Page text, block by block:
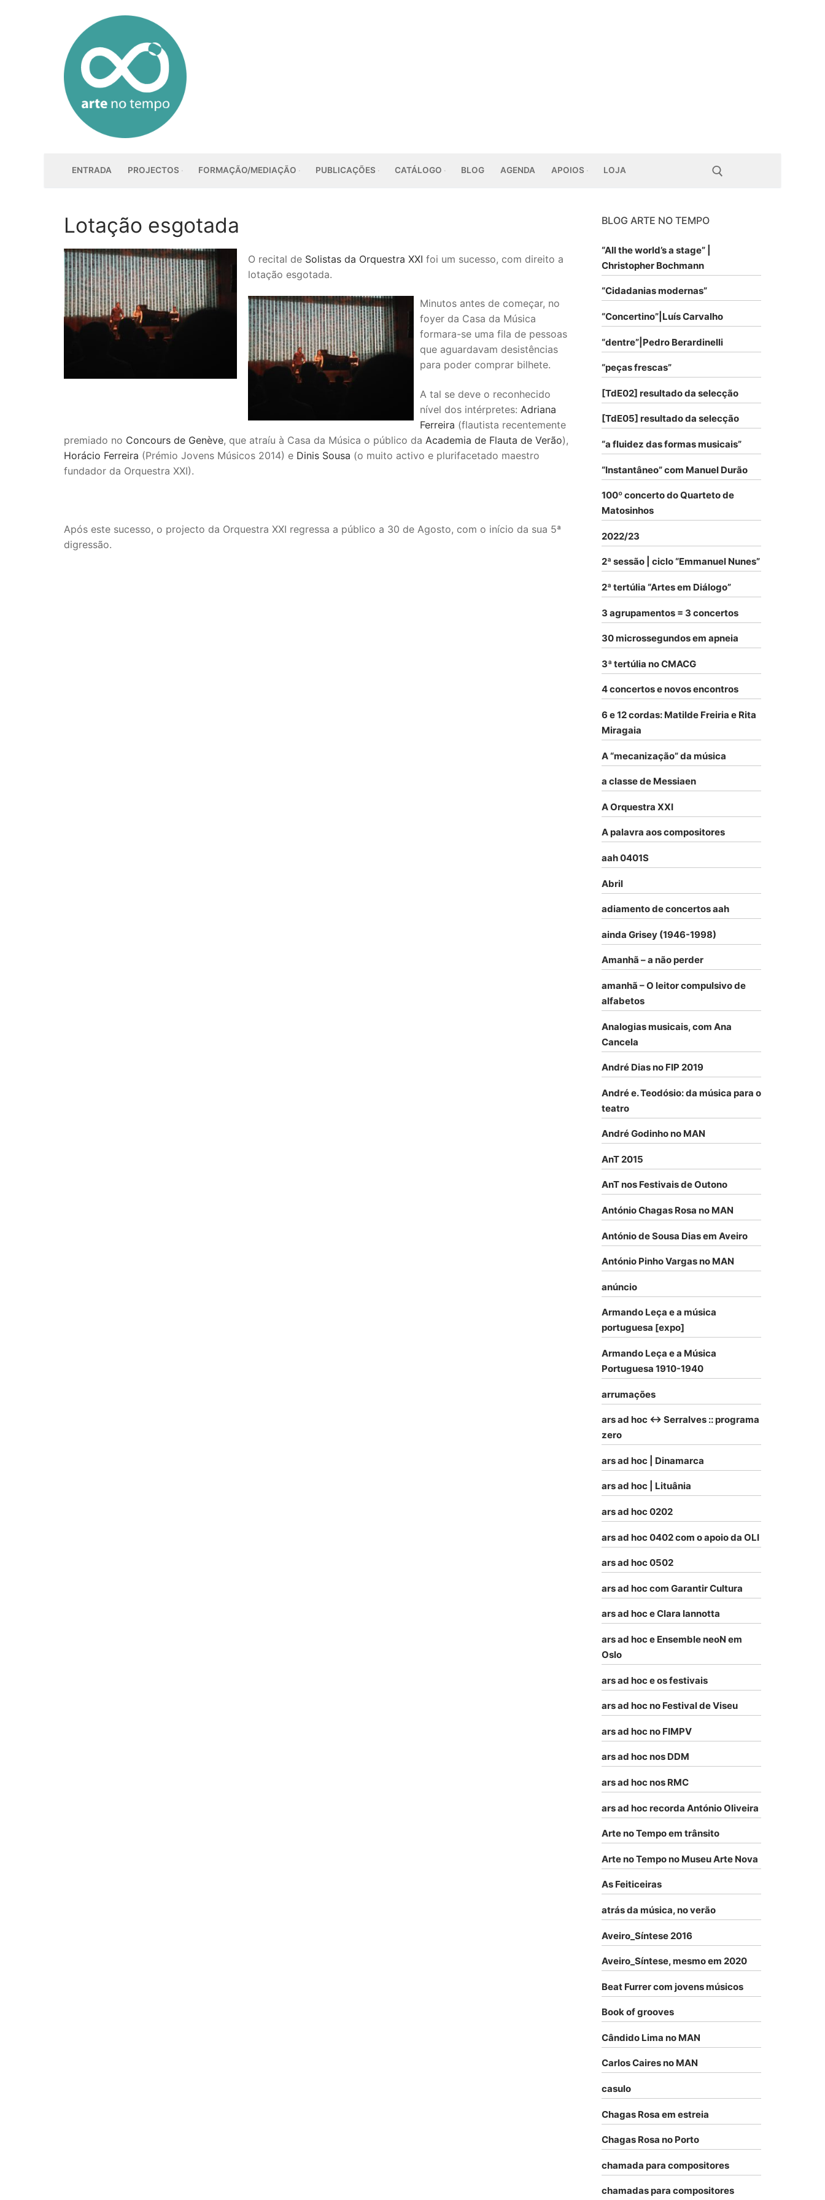
conteúdo
ENTRADA PROJECTOS FORMAÇÃO/MEDIAÇÃO PUBLICAÇÕES CATÁLOGO BLOG AGENDA APOIOS LOJA
Lotação esgotada
O recital de Solistas da Orquestra XXI foi um sucesso, com direito a
lotação esgotada.
Minutos antes de começar, no
foyer da Casa da Música
formara-se uma fila de pessoas
que aguardavam desistências
para poder comprar bilhete.
A tal se deve o reconhecido
nível dos intérpretes: Adriana
Ferreira (flautista recentemente
premiado no Concours de Genève, que atraíu à Casa da Música o público da Academia de Flauta de Verão),
Horácio Ferreira (Prémio Jovens Músicos 2014) e Dinis Sousa (o muito activo e plurifacetado maestro
fundador da Orquestra XXI).
Após este sucesso, o projecto da Orquestra XXI regressa a público a 30 de Agosto, com o início da sua 5ª
digressão.
BLOG ARTE NO TEMPO
“All the world’s a stage” |
Christopher Bochmann
“Cidadanias modernas”
“Concertino”|Luís Carvalho
“dentre”|Pedro Berardinelli
“peças frescas”
[TdE02] resultado da selecção
[TdE05] resultado da selecção
“a fluidez das formas musicais”
“Instantâneo” com Manuel Durão
100º concerto do Quarteto de
Matosinhos
2022/23
2ª sessão | ciclo “Emmanuel Nunes”
2ª tertúlia “Artes em Diálogo”
3 agrupamentos = 3 concertos
30 microssegundos em apneia
3ª tertúlia no CMACG
4 concertos e novos encontros
6 e 12 cordas: Matilde Freiria e Rita
Miragaia
A “mecanização” da música
a classe de Messiaen
A Orquestra XXI
A palavra aos compositores
aah 0401S
Abril
adiamento de concertos aah
ainda Grisey (1946-1998)
Amanhã – a não perder
amanhã – O leitor compulsivo de
alfabetos
Analogias musicais, com Ana
Cancela
André Dias no FIP 2019
André e. Teodósio: da música para o
teatro
André Godinho no MAN
AnT 2015
AnT nos Festivais de Outono
António Chagas Rosa no MAN
António de Sousa Dias em Aveiro
António Pinho Vargas no MAN
anúncio
Armando Leça e a música
portuguesa [expo]
Armando Leça e a Música
Portuguesa 1910-1940
arrumações
ars ad hoc <-> Serralves :: programa
zero
ars ad hoc | Dinamarca
ars ad hoc | Lituânia
ars ad hoc 0202
ars ad hoc 0402 com o apoio da OLI
ars ad hoc 0502
ars ad hoc com Garantir Cultura
ars ad hoc e Clara Iannotta
ars ad hoc e Ensemble neoN em
Oslo
ars ad hoc e os festivais
ars ad hoc no Festival de Viseu
ars ad hoc no FIMPV
ars ad hoc nos DDM
ars ad hoc nos RMC
ars ad hoc recorda António Oliveira
Arte no Tempo em trânsito
Arte no Tempo no Museu Arte Nova
As Feiticeiras
atrás da música, no verão
Aveiro_Síntese 2016
Aveiro_Síntese, mesmo em 2020
Beat Furrer com jovens músicos
Book of grooves
Cândido Lima no MAN
Carlos Caires no MAN
casulo
Chagas Rosa em estreia
Chagas Rosa no Porto
chamada para compositores
chamadas para compositores